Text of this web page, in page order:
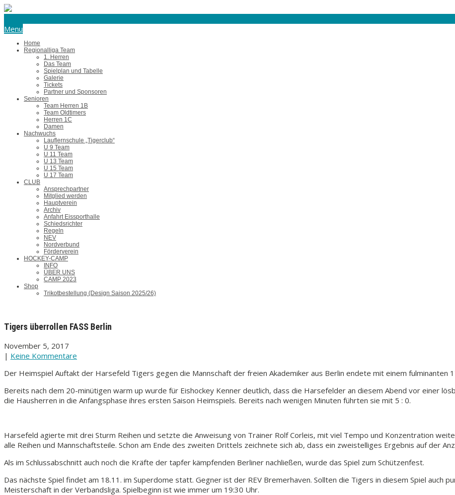
Menu
Home
Regionalliga Team
1. Herren
Das Team
Spielplan und Tabelle
Galerie
Tickets
Partner und Sponsoren
Senioren
Team Herren 1B
Team Oldtimers
Herren 1C
Damen
Nachwuchs
Lauflernschule „Tigerclub“
U 9 Team
U 11 Team
U 13 Team
U 15 Team
U 17 Team
CLUB
Ansprechpartner
Mitglied werden
Hauptverein
Archiv
Anfahrt Eissporthalle
Schiedsrichter
Regeln
NEV
Nordverbund
Förderverein
HOCKEY-CAMP
INFO
ÜBER UNS
CAMP 2023
Shop
Trikotbestellung (Design Saison 2025/26)
Tigers überrollen FASS Berlin
November 5, 2017
| Keine Kommentare
Der Heimspiel Auftakt der Harsefeld Tigers gegen die Mannschaft der freien Akademiker aus Berlin endete mit einem fulminanten
Bereits nach dem 20-minütigen warm up wurde für Eishockey Kenner deutlich, dass die Harsefelder an diesem Abend vor einer
die Hausherren in die Anfangsphase ihres ersten Saison Heimspiels. Bereits nach wenigen Minuten führten sie mit 5 : 0.
Harsefeld agierte mit drei Sturm Reihen und setzte die Anweisung von Trainer Rolf Corleis, mit viel Tempo und Konzentration
alle Reihen und Mannschaftsteile. Schon am Ende des zweiten Drittels zeichnete sich ab, dass ein zweistelliges Ergebnis auf der
Als im Schlussabschnitt auch noch die Kräfte der tapfer kämpfenden Berliner nachließen, wurde das Spiel zum Schützenfest.
Das nächste Spiel findet am 18.11. im Superdome statt. Gegner ist der REV Bremerhaven. Sollten die Tigers in diesem Spiel auch
Meisterschaft in der Verbandsliga. Spielbeginn ist wie immer um 19:30 Uhr.